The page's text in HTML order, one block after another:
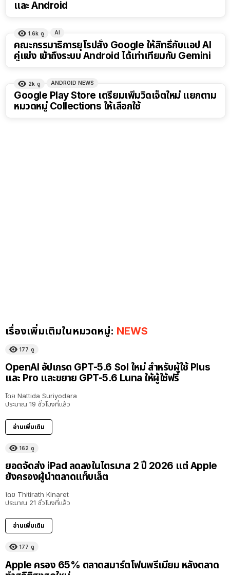
และ Android
1.6k ดู AI
คณะกรรมาธิการยุโรปสั่ง Google ให้สิทธิ์กับแอป AI
คู่แข่ง เข้าถึงระบบ Android ได้เท่าเทียมกับ Gemini
2k ดู ANDROID NEWS
Google Play Store เตรียมเพิ่มวิดเจ็ตใหม่ แยกตาม
หมวดหมู่ Collections ให้เลือกใช้
เรื่องเพิ่มเติมในหมวดหมู่: NEWS
177 ดู
OpenAI อัปเกรด GPT-5.6 Sol ใหม่ สำหรับผู้ใช้ Plus
และ Pro และขยาย GPT-5.6 Luna ให้ผู้ใช้ฟรี
โดย Nattida Suriyodara
ประมาณ 19 ชั่วโมงที่แล้ว
อ่านเพิ่มเติม
162 ดู
ยอดจัดส่ง iPad ลดลงในไตรมาส 2 ปี 2026 แต่ Apple
ยังครองผู้นำตลาดแท็บเล็ต
โดย Thitirath Kinaret
ประมาณ 21 ชั่วโมงที่แล้ว
อ่านเพิ่มเติม
177 ดู
Apple ครอง 65% ตลาดสมาร์ตโฟนพรีเมียม หลังตลาด